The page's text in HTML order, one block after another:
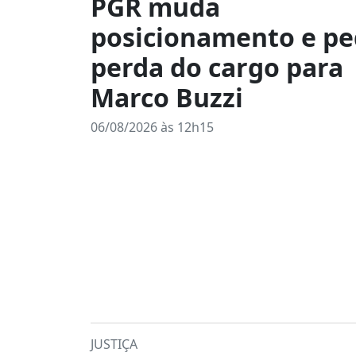
posicionamento e
perda do cargo para
Marco Buzzi
06/08/2026 às 12h15
JUSTIÇA